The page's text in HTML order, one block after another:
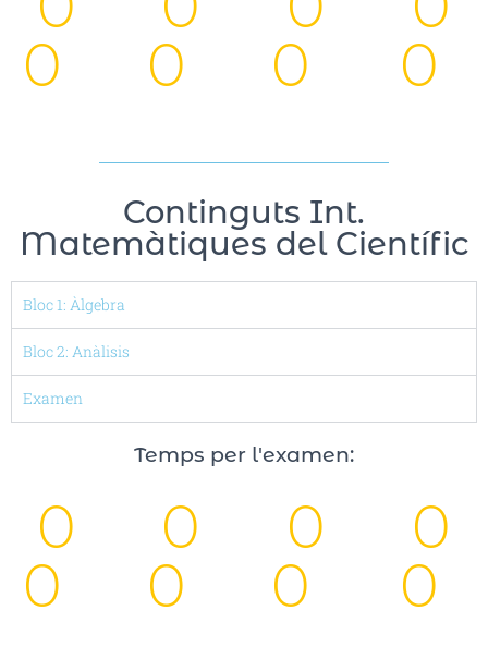
0
0
0
0
Continguts Int.
Matemàtiques del Científic
Bloc 1: Àlgebra
Bloc 2: Anàlisis
Examen
Temps per l'examen:
0
0
0
0
0
0
0
0